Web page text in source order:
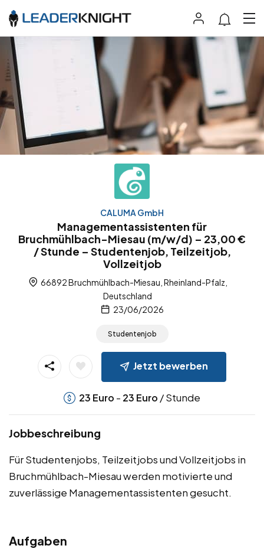
CALUMA GmbH
Managementassistenten für
Bruchmühlbach-Miesau (m/w/d) – 23,00 €
/ Stunde – Studentenjob, Teilzeitjob,
Vollzeitjob
66892 Bruchmühlbach-Miesau, Rheinland-Pfalz,
Deutschland
23/06/2026
Studentenjob
Jetzt bewerben
23 Euro - 23 Euro / Stunde
Jobbeschreibung
Für Studentenjobs, Teilzeitjobs und Vollzeitjobs in
Bruchmühlbach-Miesau werden motivierte und
zuverlässige Managementassistenten gesucht.
Aufgaben